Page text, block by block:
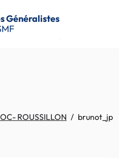
Généralistes
ROUSSILLON brunot_jp